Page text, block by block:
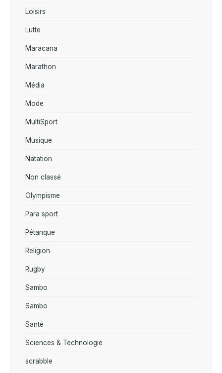
Loisirs
Lutte
Maracana
Marathon
Média
Mode
MultiSport
Musique
Natation
Non classé
Olympisme
Para sport
Pétanque
Religion
Rugby
Sambo
Sambo
Santé
Sciences & Technologie
scrabble